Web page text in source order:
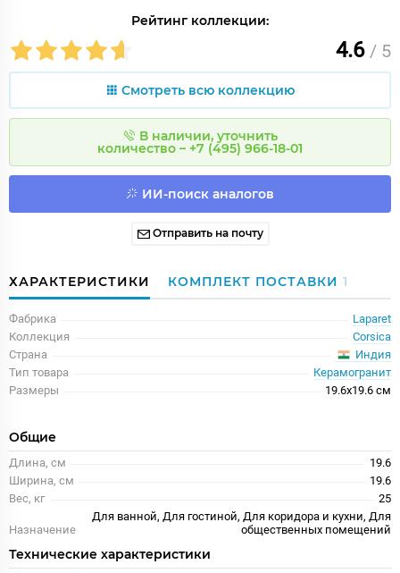
Рейтинг коллекции:
4.6 / 5
Смотреть всю коллекцию
В наличии, уточнить
количество – +7 (495) 966-18-01
ИИ-поиск аналогов
Отправить на почту
ХАРАКТЕРИСТИКИ КОМПЛЕКТ ПОСТАВКИ 1
Фабрика
Laparet
Коллекция
Corsica
Страна
Индия
Тип товара
Керамогранит
Размеры
19.6x19.6 см
Общие
Длина, см
19.6
Ширина, см
19.6
Вес, кг
25
Назначение
Для ванной, Для гостиной, Для коридора и кухни, Для
общественных помещений
Технические характеристики